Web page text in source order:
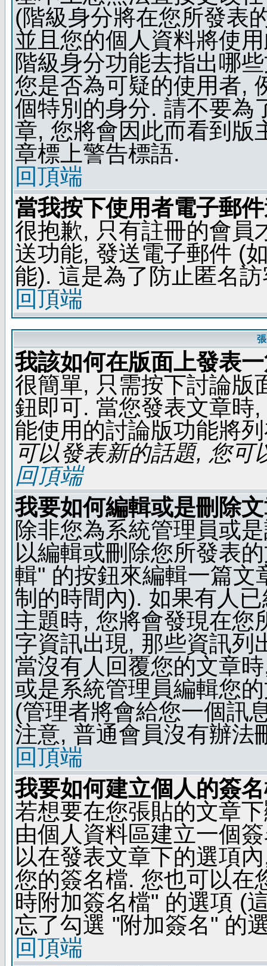
(階級身分將在您所發表
並且您的個人資料將使
階級身分功能去指出哪
您是否為可疑的使用者,
個特別的身分. 請不要為
章, 您將會因此而看到版
章標上警告標語.
回頂端
當我按下使用者電子郵
很抱歉, 只有註冊的會員
送功能, 發送電子郵件 (
能). 這是為了防止匿名
回頂端
我該如何在版面上發表
很簡單, 只需按下討論版
鈕即可. 當您發表文章時
能使用的討論版功能將
可以發表新的話題, 您可
回頂端
我要如何編輯或是刪除
除非您為系統管理員或
以編輯或刪除您所發表
輯" 的按鈕來編輯一篇文
制的時間內). 如果有人
主題時, 您將會發現在您
字資訊出現, 那些資訊列
當沒有人回覆您的文章
或是系統管理員編輯您
(管理者將會給您一個訊
注意, 普通會員沒有辦法
回頂端
我要如何建立個人的簽
若想要在您張貼的文章
由個人資料區建立一個
以在發表文章下的選項
您的簽名檔. 您也可以在
時附加簽名檔" 的選項 (
忘了勾選 "附加簽名" 的
回頂端